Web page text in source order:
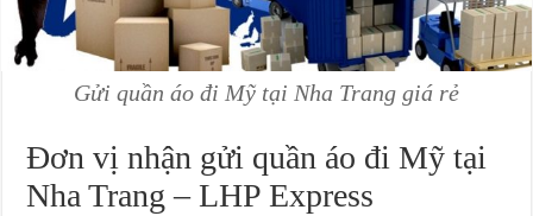
Gửi quần áo đi Mỹ tại Nha Trang giá rẻ
Đơn vị nhận gửi quần áo đi Mỹ tại
Nha Trang – LHP Express